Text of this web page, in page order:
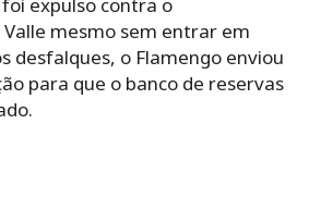
mesmo sem entrar em
desfalques, o Flamengo enviou
para que o banco de reservas